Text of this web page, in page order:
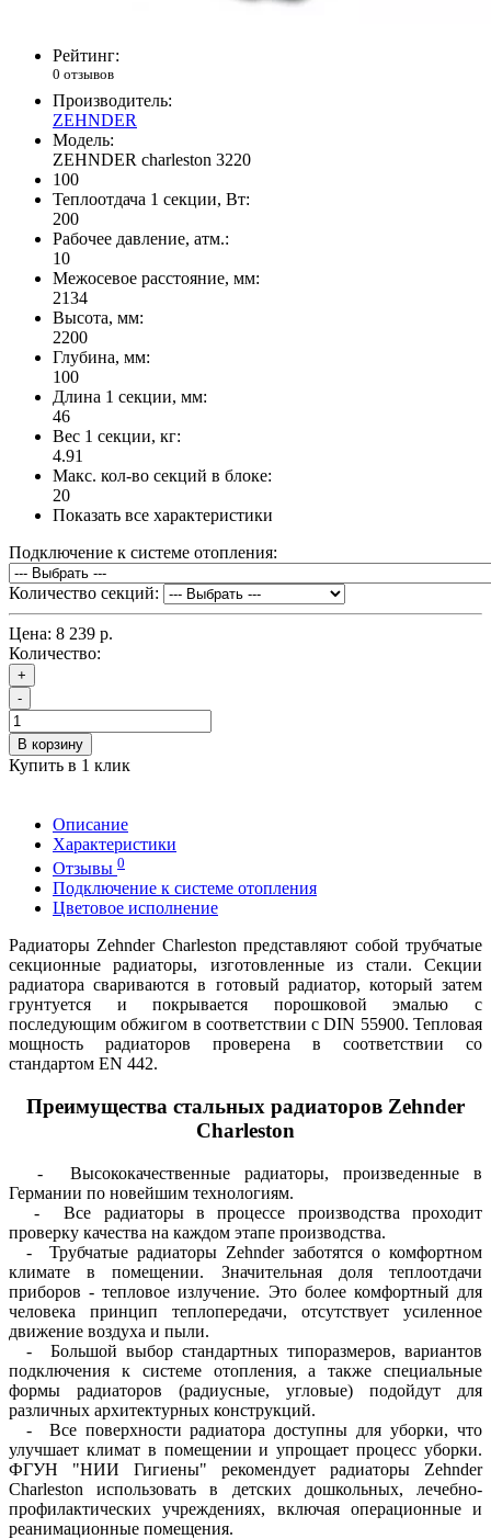
Рейтинг:
0 отзывов
Производитель:
ZEHNDER
Модель:
ZEHNDER charleston 3220
100
Теплоотдача 1 секции, Вт:
200
Рабочее давление, атм.:
10
Межосевое расстояние, мм:
2134
Высота, мм:
2200
Глубина, мм:
100
Длина 1 секции, мм:
46
Вес 1 секции, кг:
4.91
Макс. кол-во секций в блоке:
20
Показать все характеристики
Подключение к системе отопления:
Количество секций:
Цена: 8 239 р.
Количество:
+
-
В корзину
Купить в 1 клик
Описание
Характеристики
Отзывы 0
Подключение к системе отопления
Цветовое исполнение
Радиаторы Zehnder Charleston представляют собой трубчатые
секционные радиаторы, изготовленные из стали. Секции
радиатора свариваются в готовый радиатор, который затем
грунтуется и покрывается порошковой эмалью с
последующим обжигом в соответствии с DIN 55900. Тепловая
мощность радиаторов проверена в соответствии со
стандартом EN 442.
Преимущества стальных радиаторов Zehnder
Charleston
- Высококачественные радиаторы, произведенные в
Германии по новейшим технологиям.
- Все радиаторы в процессе производства проходит
проверку качества на каждом этапе производства.
- Трубчатые радиаторы Zehnder заботятся о комфортном
климате в помещении. Значительная доля теплоотдачи
приборов - тепловое излучение. Это более комфортный для
человека принцип теплопередачи, отсутствует усиленное
движение воздуха и пыли.
- Большой выбор стандартных типоразмеров, вариантов
подключения к системе отопления, а также специальные
формы радиаторов (радиусные, угловые) подойдут для
различных архитектурных конструкций.
- Все поверхности радиатора доступны для уборки, что
улучшает климат в помещении и упрощает процесс уборки.
ФГУН "НИИ Гигиены" рекомендует радиаторы Zehnder
Charleston использовать в детских дошкольных, лечебно-
профилактических учреждениях, включая операционные и
реанимационные помещения.